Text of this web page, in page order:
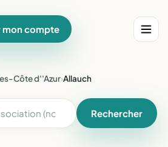
mon compte
Côte d''Azur›Allauch
Rechercher